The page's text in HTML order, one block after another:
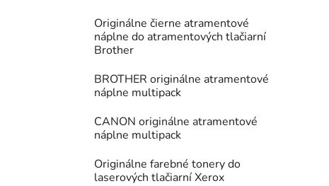
Originálne čierne atramentové
náplne do atramentových tlačiarní
Brother
BROTHER originálne atramentové
náplne multipack
CANON originálne atramentové
náplne multipack
Originálne farebné tonery do
laserových tlačiarní Xerox